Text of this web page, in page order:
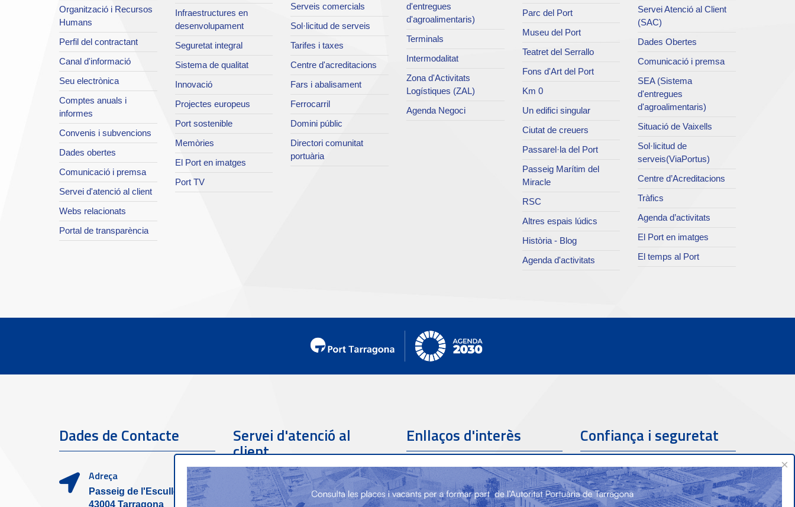
Organització i Recursos
Humans
Perfil del contractant
Canal d'informació
Seu electrònica
Comptes anuals i
informes
Convenis i subvencions
Dades obertes
Comunicació i premsa
Servei d'atenció al client
Webs relacionats
Portal de transparència
Infraestructures en
desenvolupament
Seguretat integral
Sistema de qualitat
Innovació
Projectes europeus
Port sostenible
Memòries
El Port en imatges
Port TV
Serveis comercials
Sol·licitud de serveis
Tarifes i taxes
Centre d'acreditacions
Fars i abalisament
Ferrocarril
Domini públic
Directori comunitat
portuària
d'entregues
d'agroalimentaris)
Terminals
Intermodalitat
Zona d'Activitats
Logístiques (ZAL)
Agenda Negoci
Parc del Port
Museu del Port
Teatret del Serrallo
Fons d'Art del Port
Km 0
Un edifici singular
Ciutat de creuers
Passarel·la del Port
Passeig Marítim del
Miracle
RSC
Altres espais lúdics
Història - Blog
Agenda d'activitats
Servei Atenció al Client
(SAC)
Dades Obertes
Comunicació i premsa
SEA (Sistema
d'entregues
d'agroalimentaris)
Situació de Vaixells
Sol·licitud de
serveis(ViaPortus)
Centre d’Acreditacions
Tràfics
Agenda d’activitats
El Port en imatges
El temps al Port
Dades de Contacte
Adreça
Passeig de l'Escullera s/n,
43004 Tarragona
Servei d'atenció al
client
Telèfon de contacte
Enllaços d'interès Confiança i seguretat
×